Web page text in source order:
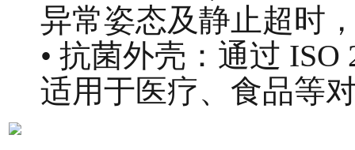
异常姿态及静止超时
• 抗菌外壳：通过 ISO
适用于医疗、食品等